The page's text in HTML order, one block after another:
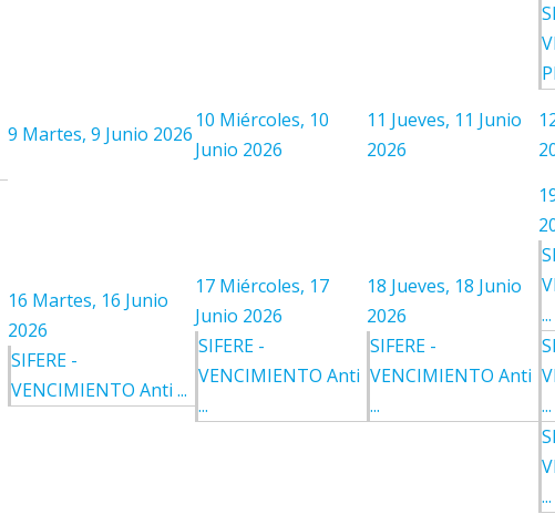
9 Martes, 9 Junio 2026
10 Miércoles, 10
Junio 2026
11 Jueves, 11 Junio
2026
16 Martes, 16 Junio
2026
SIFERE -
VENCIMIENTO Anti ...
17 Miércoles, 17
Junio 2026
SIFERE -
VENCIMIENTO Anti
...
18 Jueves, 18 Junio
2026
SIFERE -
VENCIMIENTO Anti
...
...
...
...